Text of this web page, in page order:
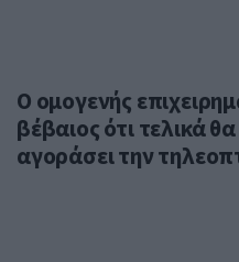
Ο ομογενής
βέβαιος ότι τελικά
αγοράσει την